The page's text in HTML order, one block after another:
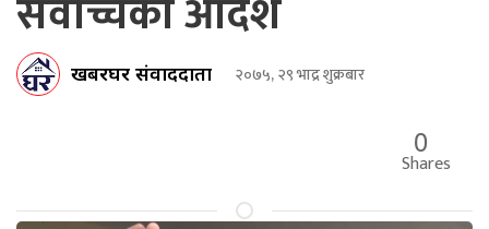
सर्वोच्चको आदेश
खबरघर संवाददाता २०७५, २९ भाद्र शुक्रबार
0
Shares